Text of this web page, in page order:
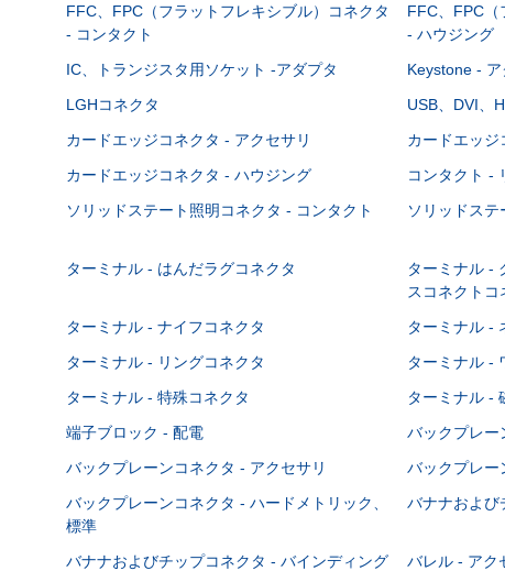
FFC、FPC（フラットフレキシブル）コネクタ
- コンタクト
FFC、FPC（
- ハウジング
IC、トランジスタ用ソケット -アダプタ Keystone - ア
LGHコネクタ
USB、DVI、
カードエッジコネクタ - アクセサリ
カードエッジ
カードエッジコネクタ - ハウジング
コンタクト -
ソリッドステート照明コネクタ - コンタクト
ソリッドステ
ターミナル - はんだラグコネクタ
ターミナル -
スコネクトコ
ターミナル - ナイフコネクタ ターミナル -
ターミナル - リングコネクタ
ターミナル -
ターミナル - 特殊コネクタ
ターミナル -
端子ブロック - 配電
バックプレー
バックプレーンコネクタ - アクセサリ
バックプレー
バックプレーンコネクタ - ハードメトリック、
標準
バナナおよび
バナナおよびチップコネクタ - バインディング
バレル - アク